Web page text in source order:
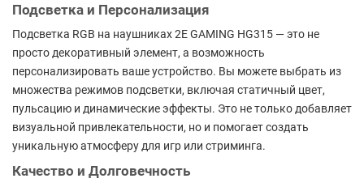
Подсветка и Персонализация
Подсветка RGB на наушниках 2E GAMING HG315 — это не
просто декоративный элемент, а возможность
персонализировать ваше устройство. Вы можете выбрать из
множества режимов подсветки, включая статичный цвет,
пульсацию и динамические эффекты. Это не только добавляет
визуальной привлекательности, но и помогает создать
уникальную атмосферу для игр или стриминга.
Качество и Долговечность